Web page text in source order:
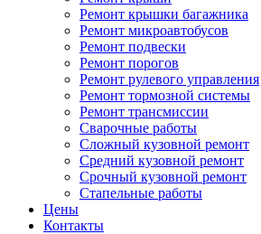
Ремонт крышки багажника
Ремонт микроавтобусов
Ремонт подвески
Ремонт порогов
Ремонт рулевого управления
Ремонт тормозной системы
Ремонт трансмиссии
Сварочные работы
Сложный кузовной ремонт
Средний кузовной ремонт
Срочный кузовной ремонт
Стапельные работы
Цены
Контакты